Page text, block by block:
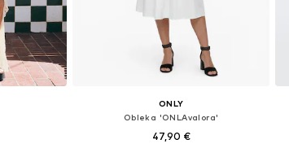
ONLY
Obleka 'ONLAvalora'
47,90 €